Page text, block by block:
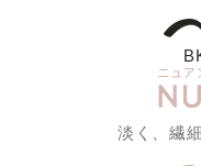
淡く、繊